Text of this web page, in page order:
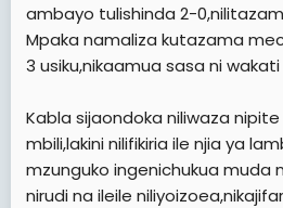
ambayo tulishinda 2-
Mpaka namaliza kutazama
3 usiku,nikaamua sasa ni
Kabla sijaondoka niliwaza
mbili,lakini nilifikiria ile njia ya
mzunguko ingenichukua muda
nirudi na ileile